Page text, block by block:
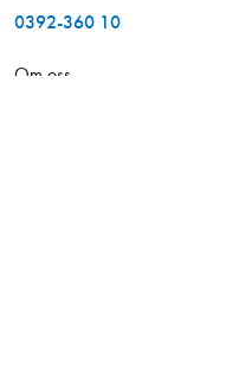
0392-360 10
Om oss